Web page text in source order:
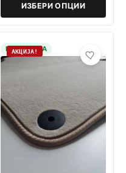
ИЗБЕРИ ОПЦИИ
НА ЗАЛИХА
АКЦИЈА!